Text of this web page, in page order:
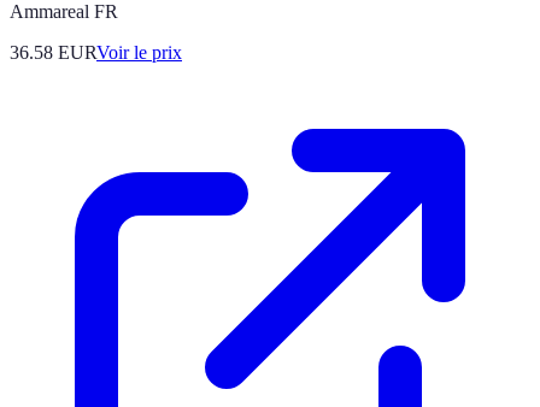
Ammareal FR
36.58 EURVoir le prix